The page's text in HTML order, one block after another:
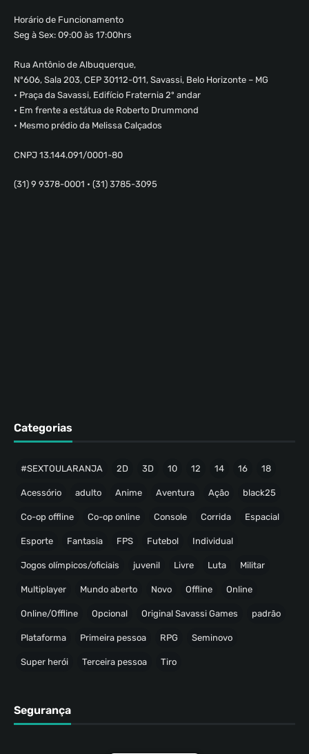
Horário de Funcionamento
Seg à Sex: 09:00 às 17:00hrs
Rua Antônio de Albuquerque,
Nº606, Sala 203, CEP 30112-011, Savassi, Belo Horizonte – MG
• Praça da Savassi, Edifício Fraternia 2º andar
• Em frente a estátua de Roberto Drummond
• Mesmo prédio da Melissa Calçados
CNPJ 13.144.091/0001-80
(31) 9 9378-0001 • (31) 3785-3095
Categorias
#SEXTOULARANJA 2D 3D 10 12 14 16 18
Acessório adulto Anime Aventura Ação black25
Co-op offline Co-op online Console Corrida Espacial
Esporte Fantasia FPS Futebol Individual
Jogos olímpicos/oficiais juvenil Livre Luta Militar
Multiplayer Mundo aberto Novo Offline Online
Online/Offline Opcional Original Savassi Games padrão
Plataforma Primeira pessoa RPG Seminovo
Super herói Terceira pessoa Tiro
Segurança